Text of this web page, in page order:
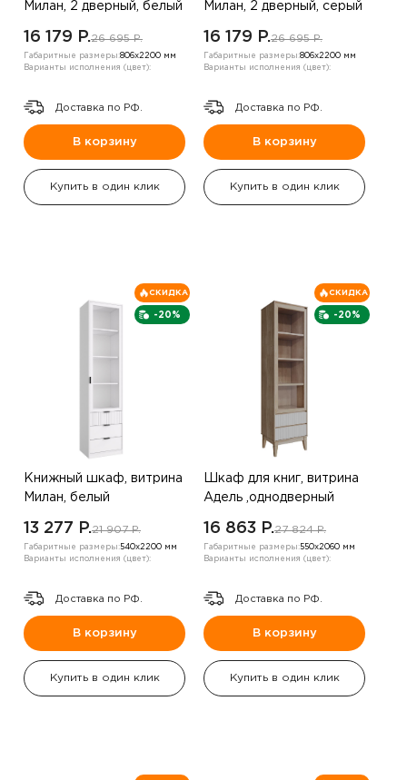
Милан, 2 дверный, белый
16 179 P.26 695 P.
Габаритные размеры:806х2200 мм
Варианты исполнения (цвет):
Доставка по РФ.
В корзину
Купить в один клик
Милан, 2 дверный, серый
16 179 P.26 695 P.
Габаритные размеры:806х2200 мм
Варианты исполнения (цвет):
Доставка по РФ.
В корзину
Купить в один клик
-20%
СКИДКА
Книжный шкаф, витрина
Милан, белый
13 277 P.21 907 P.
Габаритные размеры:540х2200 мм
Варианты исполнения (цвет):
Доставка по РФ.
В корзину
Купить в один клик
-20%
СКИДКА
Шкаф для книг, витрина
Адель ,однодверный
16 863 P.27 824 P.
Габаритные размеры:550х2060 мм
Варианты исполнения (цвет):
Доставка по РФ.
В корзину
Купить в один клик